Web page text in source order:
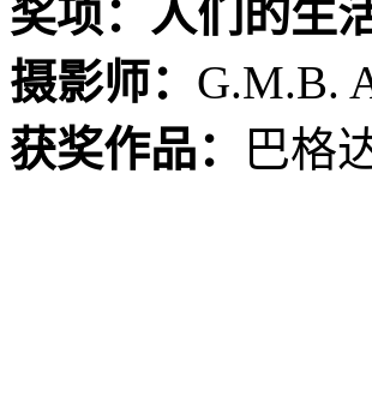
奖项：人们的生
摄影师： G.M.B.
获奖作品：
巴格